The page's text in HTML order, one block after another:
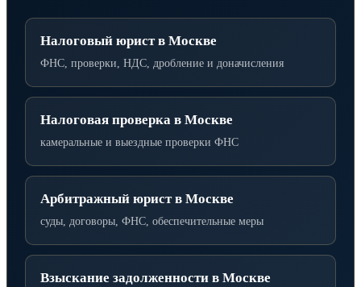
Налоговый юрист в Москве
ФНС, проверки, НДС, дробление и доначисления
Налоговая проверка в Москве
камеральные и выездные проверки ФНС
Арбитражный юрист в Москве
суды, договоры, ФНС, обеспечительные меры
Взыскание задолженности в Москве